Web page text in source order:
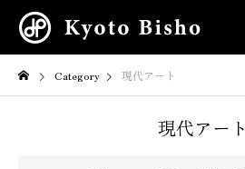
Category 現代アート
現代アート